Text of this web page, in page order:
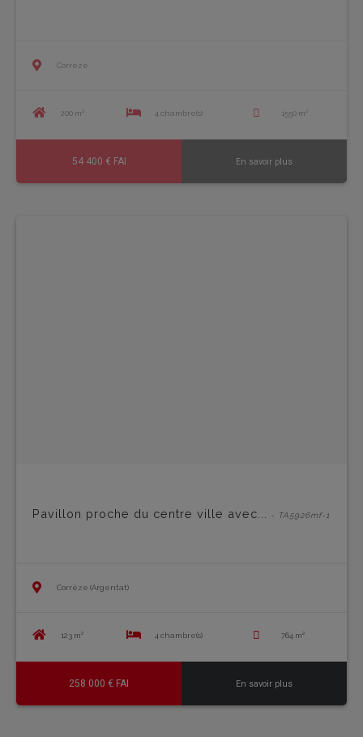
Corrèze
200 m² 4 chambre(s) 1550 m²
54 400 € FAI En savoir plus
Pavillon proche du centre ville avec... - TA5926mf-1
Corrèze (Argentat)
123 m² 4 chambre(s) 764 m²
258 000 € FAI En savoir plus